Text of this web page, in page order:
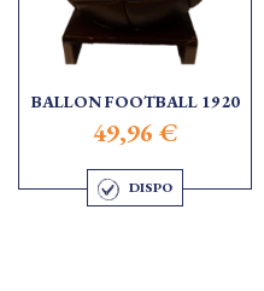
BALLON FOOTBALL 1920
49,96 €
DISPO